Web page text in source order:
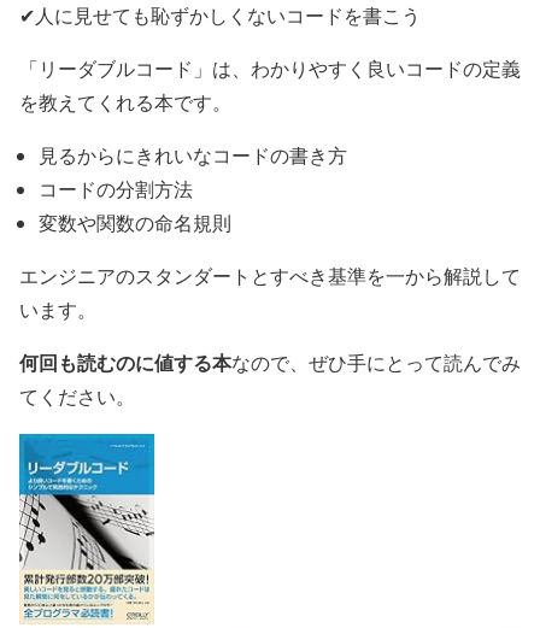
✔人に見せても恥ずかしくないコードを書こう
「リーダブルコード」は、わかりやすく良いコードの定義
を教えてくれる本です。
見るからにきれいなコードの書き方
コードの分割方法
変数や関数の命名規則
エンジニアのスタンダートとすべき基準を一から解説して
います。
何回も読むのに値する本なので、ぜひ手にとって読んでみ
てください。